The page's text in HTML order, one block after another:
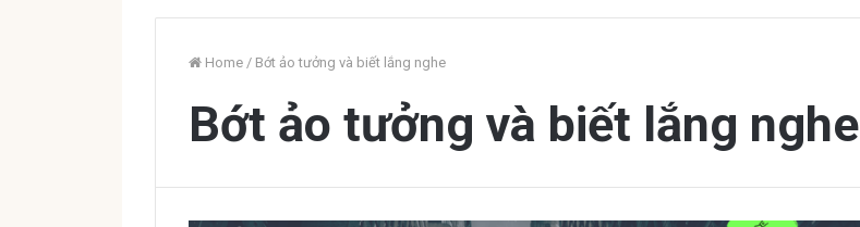
Home / Bớt ảo tưởng và biết lắng nghe
Bớt ảo tưởng và biết lắng nghe